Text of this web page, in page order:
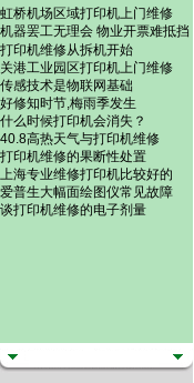
虹桥机场区域打印机上门维修
机器罢工无理会 物业开票难抵挡
打印机维修从拆机开始
关港工业园区打印机上门维修
传感技术是物联网基础
好修知时节,梅雨季发生
什么时候打印机会消失？
40.8高热天气与打印机维修
打印机维修的果断性处置
上海专业维修打印机比较好的
爱普生大幅面绘图仪常见故障
谈打印机维修的电子剂量